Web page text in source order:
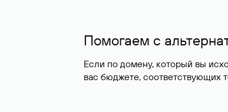
Помогаем с
Если по домену, который вы
вас бюджете, соответствующих